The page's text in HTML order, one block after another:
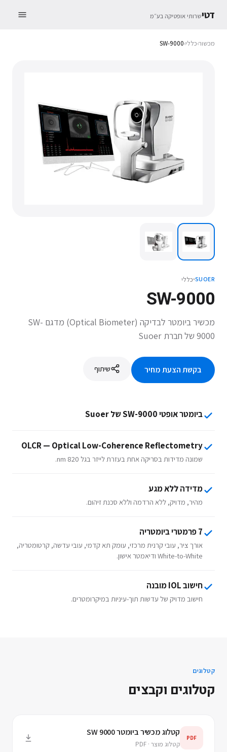
דטישרותי אופטיקה בע״מ
מכשור›כללי›
SW-9000
SUOER כללי
SW-9000
מכשיר ביומטר לבדיקה (Optical Biometer) מדגם SW-
9000 של חברת Suoer
בקשת הצעת מחיר שיתוף
ביומטר אופטי SW-9000 של Suoer
OLCR — Optical Low-Coherence Reflectometry
שמונה מדידות בסריקה אחת בעזרת לייזר בגל 820 nm.
מדידה ללא מגע
מהיר, מדויק, ללא הרדמה וללא סכנת זיהום.
7 פרמטרי ביומטריה
אורך ציר, עובי קרנית מרכזי, עומק תא קדמי, עובי עדשה, קרטומטריה,
White-to-White ודיאמטר אישון.
חישוב IOL מובנה
חישוב מדויק של עדשות תוך-עיניות במיקרומטרים.
קטלוגים
קטלוגים וקבצים
PDF
קטלוג מכשיר ביומטר SW 9000
קטלוג מוצר · PDF